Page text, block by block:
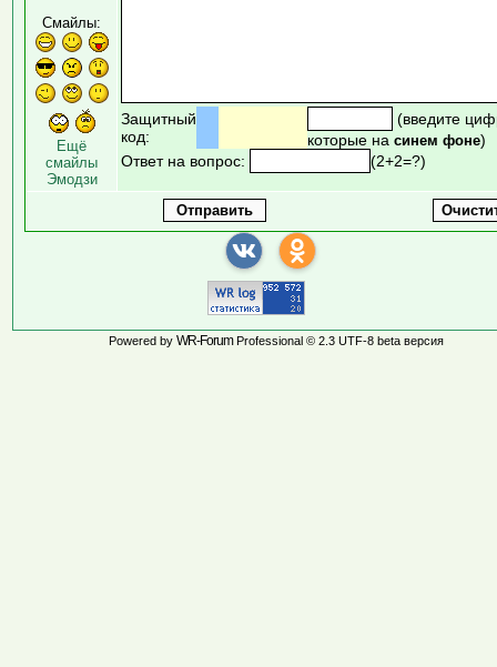
Смайлы:
Ещё
смайлы
Эмодзи
Защитный
код:
(введите
которые на синем фоне)
Ответ на вопрос:
(2+2=?)
Powered by WR-ForumProfessional © 2.3 UTF-8 beta версия